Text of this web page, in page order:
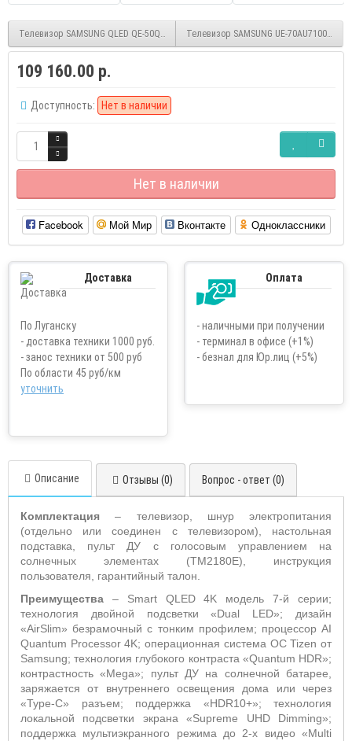
Телевизор SAMSUNG QLED QE-50Q80AAUXRU smart UHDТелевизор SAMSUNG UE-70AU7100UXRU
109 160.00 р.
Доступность: Нет в наличии
Нет в наличии
Facebook Мой Мир Вконтакте Одноклассники
Доставка
По Луганску
- доставка техники 1000 руб.
- занос техники от 500 руб
По области 45 руб/км
уточнить
Оплата
- наличными при получении
- терминал в офисе (+1%)
- безнал для Юр.лиц (+5%)
Описание Отзывы (0) Вопрос - ответ (0)
Комплектация– телевизор, шнур электропитания
(отдельно или соединен с телевизором), настольная
подставка, пульт ДУ с голосовым управлением на
солнечных элементах (TM2180E), инструкция
пользователя, гарантийный талон.
Преимущества – Smart QLED 4K модель 7-й серии;
технология двойной подсветки «Dual LED»; дизайн
«AirSlim» безрамочный с тонким профилем; процессор AI
Quantum Processor 4K; операционная система OC Tizen от
Samsung; технология глубокого контраста «Quantum HDR»;
контрастность «Mega»; пульт ДУ на солнечной батарее,
заряжается от внутреннего освещения дома или через
«Type-C» разъем; поддержка «HDR10+»; технология
локальной подсветки экрана «Supreme UHD Dimming»;
поддержка мультиэкранного режима до 2-х видео «Multi